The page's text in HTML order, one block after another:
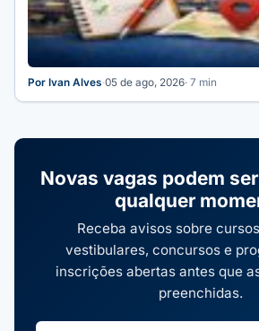
Por Ivan Alves·05 de ago, 2026· 7 min
Novas vagas podem
qualquer
Receba avisos sobre
vestibulares, concursos e
inscrições abertas antes que
preenchidas.